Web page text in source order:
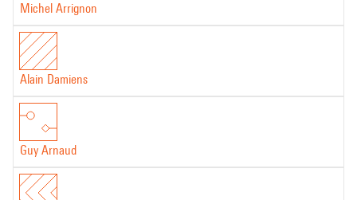
Michel Arrignon
Alain Damiens
Guy Arnaud